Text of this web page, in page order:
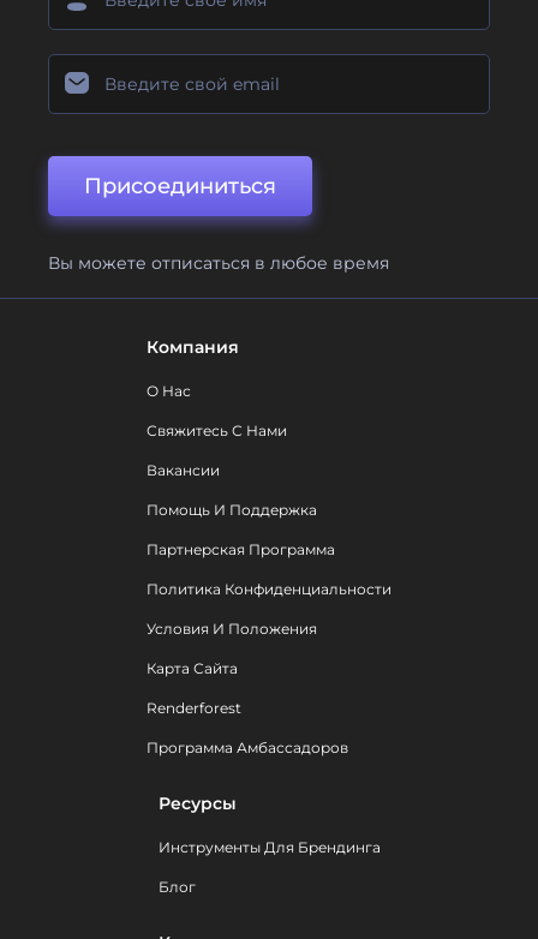
Присоединиться
Вы можете отписаться в любое время
Компания
О Нас
Свяжитесь С Нами
Вакансии
Помощь И Поддержка
Партнерская Программа
Политика Конфиденциальности
Условия И Положения
Карта Сайта
Renderforest
Программа Амбассадоров
Ресурсы
Инструменты Для Брендинга
Блог